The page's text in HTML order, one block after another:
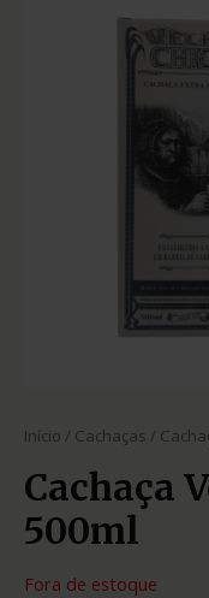
Início / Cachaças /
Cachaça
500ml
Fora de estoque